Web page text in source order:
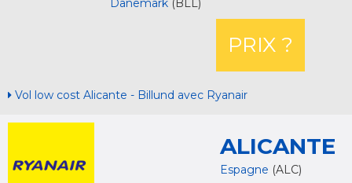
Danemark (BLL)
PRIX ?
Vol low cost Alicante - Billund avec Ryanair
ALICANTE
Espagne (ALC)